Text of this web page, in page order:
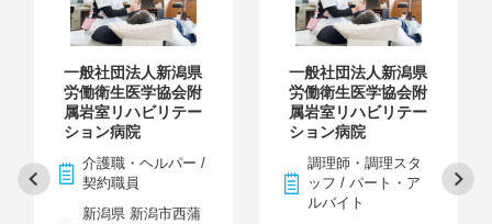
一般社団法人新潟県
労働衛生医学協会附
属岩室リハビリテー
ション病院
介護職・ヘルパー /
契約職員
新潟県 新潟市西蒲
一般社団法人新潟県
労働衛生医学協会附
属岩室リハビリテー
ション病院
調理師・調理スタ
ッフ / パート・ア
ルバイト